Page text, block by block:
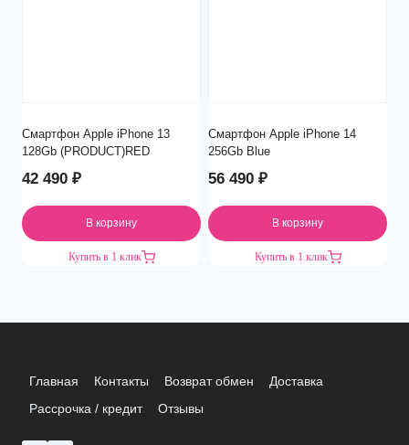
Смартфон Apple iPhone 13
128Gb (PRODUCT)RED
42 490 ₽
В корзину
Купить в 1 клик
Смартфон Apple iPhone 14
256Gb Blue
56 490 ₽
В корзину
Купить в 1 клик
Главная Контакты Возврат обмен
Доставка
Рассрочка / кредит
Отзывы